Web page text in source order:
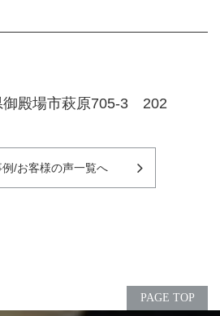
殿場市萩原705-3 202
/お客様の声一覧へ
PAGE TOP